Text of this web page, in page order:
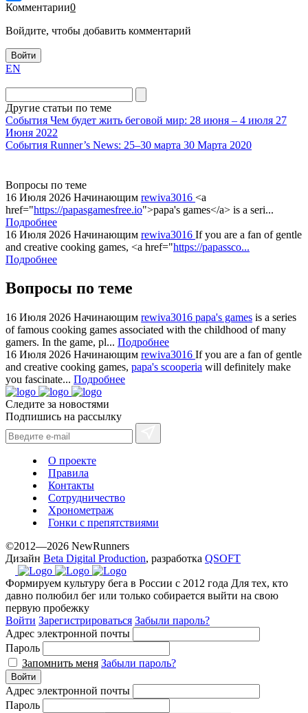
Комментарии0
Войдите, чтобы добавить комментарий
Войти
EN
Другие статьи по теме
События Чем будет жить беговой мир: 28 июня – 4 июля 27
Июня 2022
События Runner’s News: 25–30 марта 30 Марта 2020
Вопросы по теме
16 Июля 2026 Начинающим rewiva3016 <a
href="https://papasgamesfree.io">papa's games</a> is a seri...
Подробнее
16 Июля 2026 Начинающим rewiva3016 If you are a fan of gentle
and creative cooking games, <a href="https://papassco...
Подробнее
Вопросы по теме
16 Июля 2026 Начинающим rewiva3016 papa's games is a series
of famous cooking games associated with the childhood of many
gamers. In the game, pl... Подробнее
16 Июля 2026 Начинающим rewiva3016 If you are a fan of gentle
and creative cooking games, papa's scooperia will definitely make
you fascinate... Подробнее
Следите за новостями
Подпишись на рассылку
О проекте
Правила
Контакты
Сотрудничество
Хронометраж
Гонки с препятствиями
©2012—2026 NewRunners
Дизайн Beta Digital Production, разработка QSOFT
Формируем культуру бега в России с 2012 года Для тех, кто
давно полюбил бег или только собирается выйти на свою
первую пробежку
Войти Зарегистрироваться Забыли пароль?
Адрес электронной почты
Пароль
Запомнить меня Забыли пароль?
Войти
Адрес электронной почты
Пароль